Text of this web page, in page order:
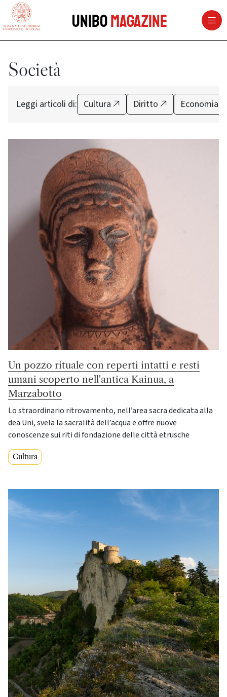
vai al contenuto della pagina
UniboMagazine
Società
Leggi articoli di: Cultura Diritto Economia
Un pozzo rituale con reperti intatti e resti
umani scoperto nell'antica Kainua, a
Marzabotto
Lo straordinario ritrovamento, nell’area sacra dedicata alla
dea Uni, svela la sacralità dell’acqua e offre nuove
conoscenze sui riti di fondazione delle città etrusche
Cultura